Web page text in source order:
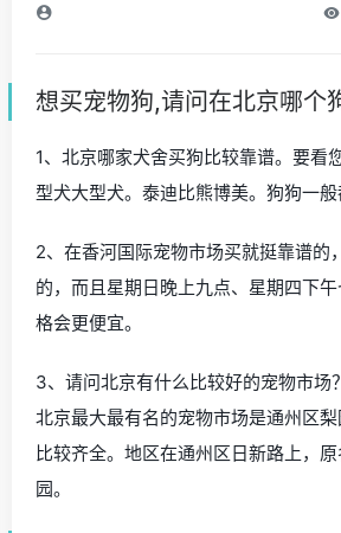
想买宠物狗,请问在北京哪个
1、北京哪家犬舍买狗比较靠谱。要看
型犬大型犬。泰迪比熊博美。狗狗一般
2、在香河国际宠物市场买就挺靠谱的
的，而且星期日晚上九点、星期四下
格会更便宜。
3、请问北京有什么比较好的宠物市场
北京最大最有名的宠物市场是通州区
比较齐全。地区在通州区日新路上，
园。